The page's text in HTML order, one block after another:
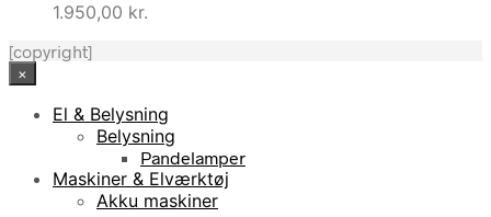
1.950,00 kr.
[copyright]
×
El & Belysning
Belysning
Pandelamper
Maskiner & Elværktøj
Akku maskiner